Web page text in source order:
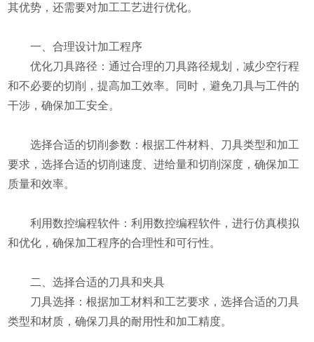
其优势，还需要对加工工艺进行优化。
一、合理设计加工程序
优化刀具路径：通过合理的刀具路径规划，减少空行程
和不必要的切削，提高加工效率。同时，避免刀具与工件的
干涉，确保加工安全。
选择合适的切削参数：根据工件材料、刀具类型和加工
要求，选择合适的切削速度、进给量和切削深度，确保加工
质量和效率。
利用数控编程软件：利用数控编程软件，进行仿真模拟
和优化，确保加工程序的合理性和可行性。
二、选择合适的刀具和夹具
刀具选择：根据加工材料和工艺要求，选择合适的刀具
类型和材质，确保刀具的耐用性和加工精度。